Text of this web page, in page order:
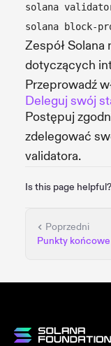
solana
solana block-
Zespół Solana
dotyczących
Przeprowadź
Deleguj swój
Postępuj
zdelegować
validatora.
Is this page helpful?
Poprzedni
Punkty końcowe